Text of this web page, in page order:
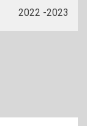
2022 -2023